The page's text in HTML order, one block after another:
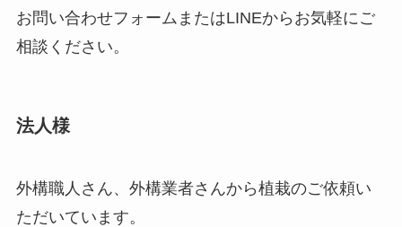
お問い合わせフォームまたはLINEからお気軽にご
相談ください。
法人様
外構職人さん、外構業者さんから植栽のご依頼い
ただいています。